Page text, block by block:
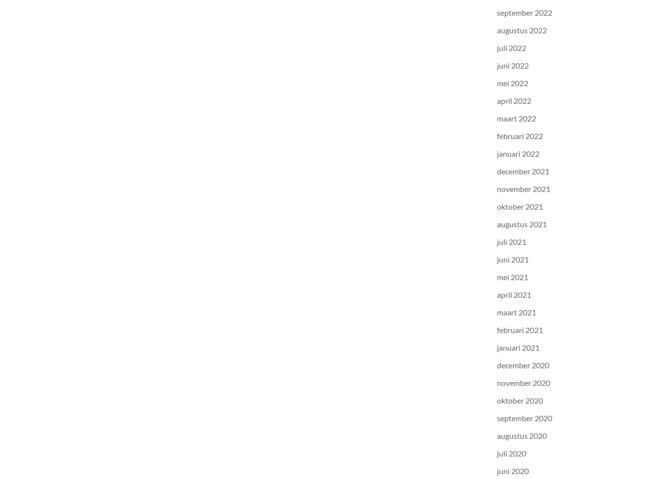
september 2022
augustus 2022
juli 2022
juni 2022
mei 2022
april 2022
maart 2022
februari 2022
januari 2022
december 2021
november 2021
oktober 2021
augustus 2021
juli 2021
juni 2021
mei 2021
april 2021
maart 2021
februari 2021
januari 2021
december 2020
november 2020
oktober 2020
september 2020
augustus 2020
juli 2020
juni 2020